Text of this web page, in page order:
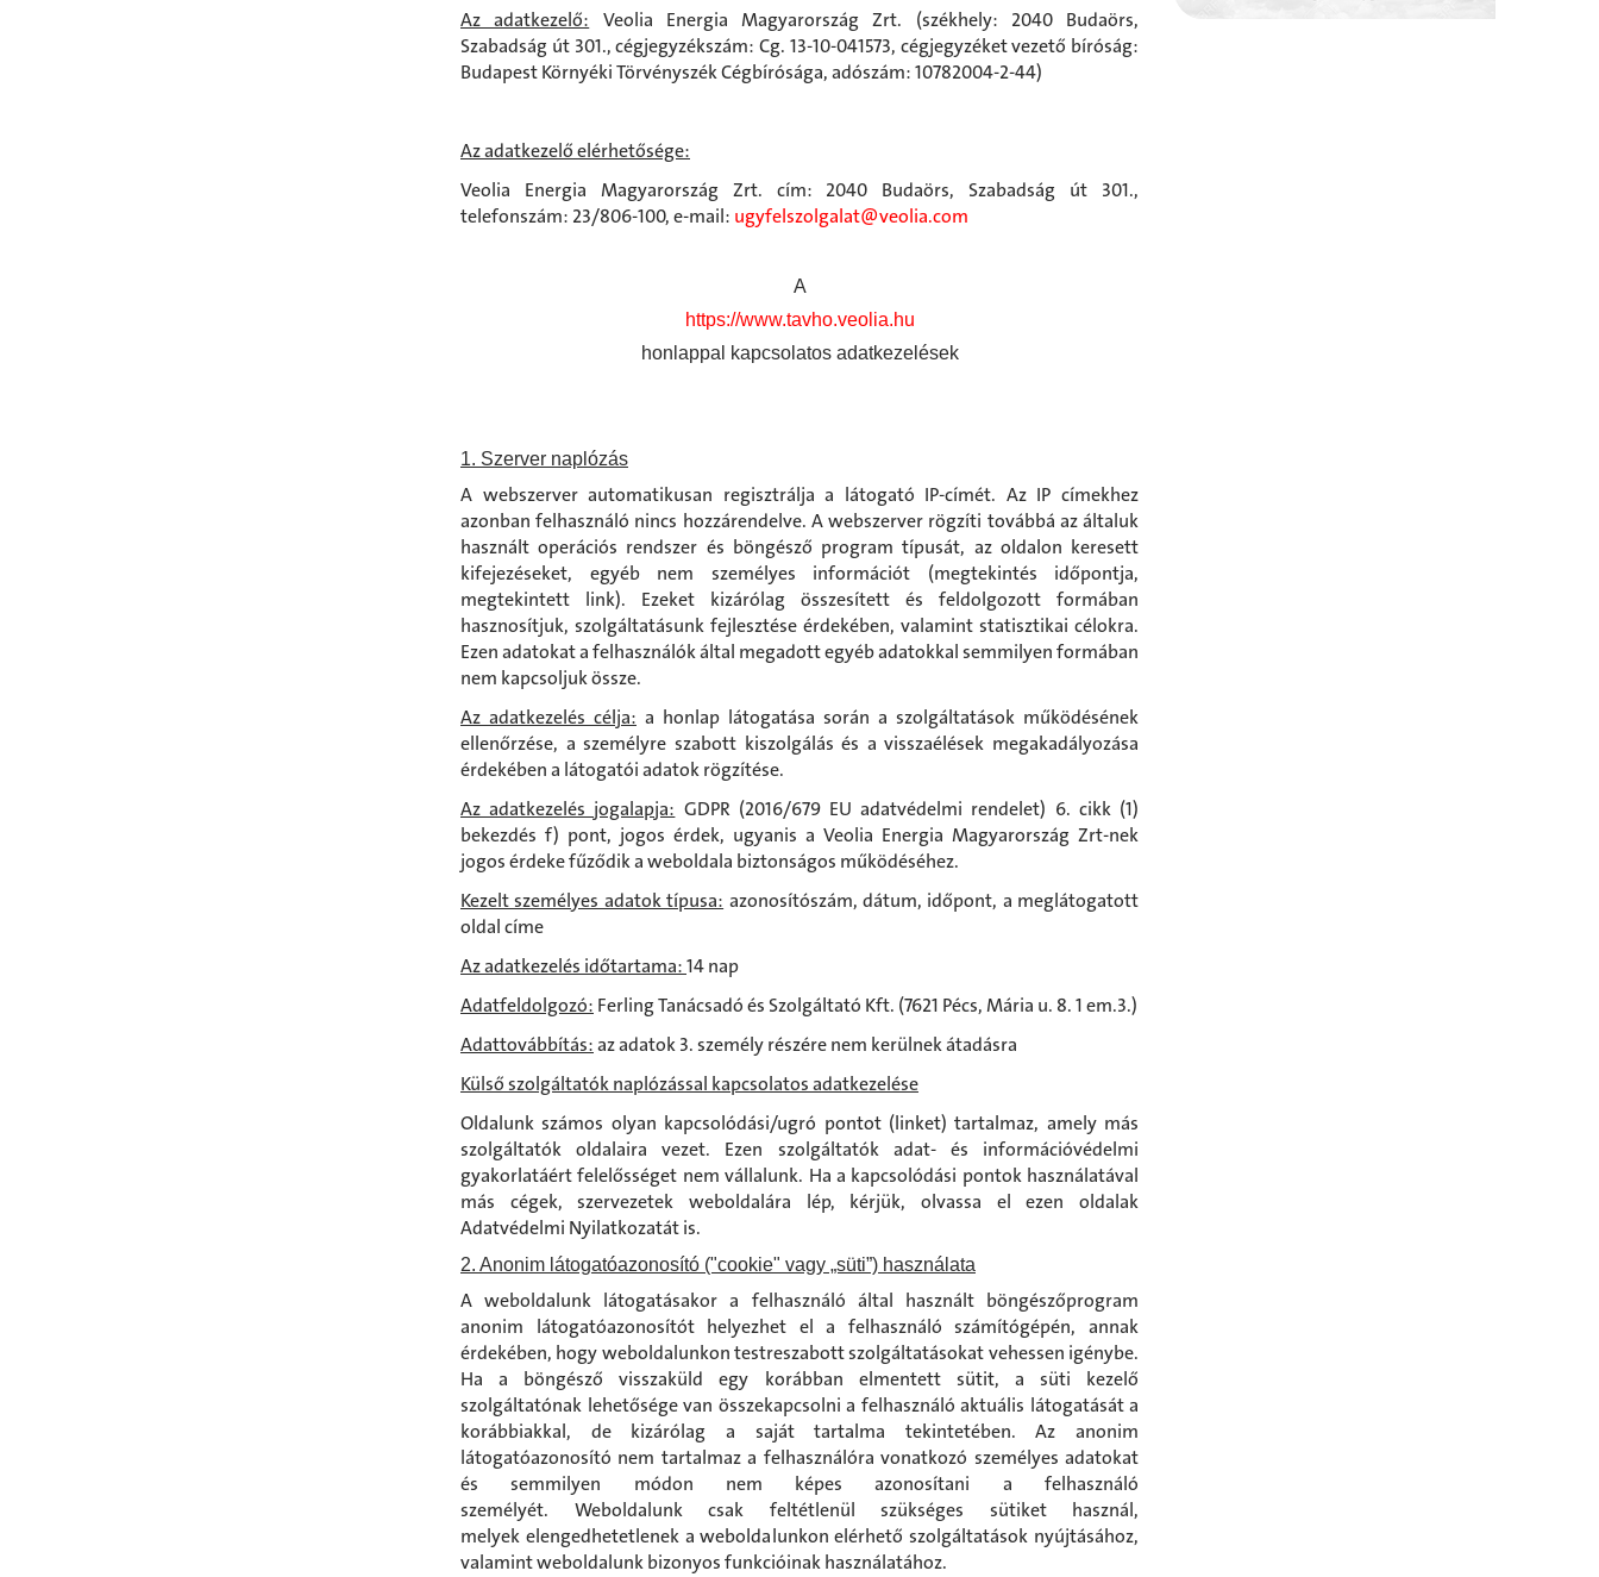
Az adatkezelő: Veolia Energia Magyarország Zrt. (székhely: 2040 Budaörs,
Szabadság út 301., cégjegyzékszám: Cg. 13-10-041573, cégjegyzéket vezető bíróság:
Budapest Környéki Törvényszék Cégbírósága, adószám: 10782004-2-44)
Az adatkezelő elérhetősége:
Veolia Energia Magyarország Zrt. cím: 2040 Budaörs, Szabadság út 301.,
telefonszám: 23/806-100, e-mail: ugyfelszolgalat@veolia.com
A
https://www.tavho.veolia.hu
honlappal kapcsolatos adatkezelések
1. Szerver naplózás
A webszerver automatikusan regisztrálja a látogató IP-címét. Az IP címekhez
azonban felhasználó nincs hozzárendelve. A webszerver rögzíti továbbá az általuk
használt operációs rendszer és böngésző program típusát, az oldalon keresett
kifejezéseket, egyéb nem személyes információt (megtekintés időpontja,
megtekintett link). Ezeket kizárólag összesített és feldolgozott formában
hasznosítjuk, szolgáltatásunk fejlesztése érdekében, valamint statisztikai célokra.
Ezen adatokat a felhasználók által megadott egyéb adatokkal semmilyen formában
nem kapcsoljuk össze.
Az adatkezelés célja: a honlap látogatása során a szolgáltatások működésének
ellenőrzése, a személyre szabott kiszolgálás és a visszaélések megakadályozása
érdekében a látogatói adatok rögzítése.
Az adatkezelés jogalapja: GDPR (2016/679 EU adatvédelmi rendelet) 6. cikk (1)
bekezdés f) pont, jogos érdek, ugyanis a Veolia Energia Magyarország Zrt-nek
jogos érdeke fűződik a weboldala biztonságos működéséhez.
Kezelt személyes adatok típusa: azonosítószám, dátum, időpont, a meglátogatott
oldal címe
Az adatkezelés időtartama:14 nap
Adatfeldolgozó: Ferling Tanácsadó és Szolgáltató Kft. (7621 Pécs, Mária u. 8. 1 em.3.)
Adattovábbítás:az adatok 3. személy részére nem kerülnek átadásra
Külső szolgáltatók naplózással kapcsolatos adatkezelése
Oldalunk számos olyan kapcsolódási/ugró pontot (linket) tartalmaz, amely más
szolgáltatók oldalaira vezet. Ezen szolgáltatók adat- és információvédelmi
gyakorlatáért felelősséget nem vállalunk. Ha a kapcsolódási pontok használatával
más cégek, szervezetek weboldalára lép, kérjük, olvassa el ezen oldalak
Adatvédelmi Nyilatkozatát is.
2. Anonim látogatóazonosító ("cookie" vagy „süti”) használata
A weboldalunk látogatásakor a felhasználó által használt böngészőprogram
anonim látogatóazonosítót helyezhet el a felhasználó számítógépén, annak
érdekében, hogy weboldalunkon testreszabott szolgáltatásokat vehessen igénybe.
Ha a böngésző visszaküld egy korábban elmentett sütit, a süti kezelő
szolgáltatónak lehetősége van összekapcsolni a felhasználó aktuális látogatását a
korábbiakkal, de kizárólag a saját tartalma tekintetében. Az anonim
látogatóazonosító nem tartalmaz a felhasználóra vonatkozó személyes adatokat
és semmilyen módon nem képes azonosítani a felhasználó
személyét. Weboldalunk csak feltétlenül szükséges sütiket használ,
melyek elengedhetetlenek a weboldalunkon elérhető szolgáltatások nyújtásához,
valamint weboldalunk bizonyos funkcióinak használatához.